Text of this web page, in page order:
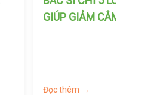
GIÚP GIẢM CÂM
Đọc thêm →